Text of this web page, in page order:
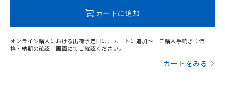
カートに追加
オンライン購入における出荷予定日は、カートに追加～「ご購入手続き：価
格・納期の確認」画面にてご確認ください。
カートをみる